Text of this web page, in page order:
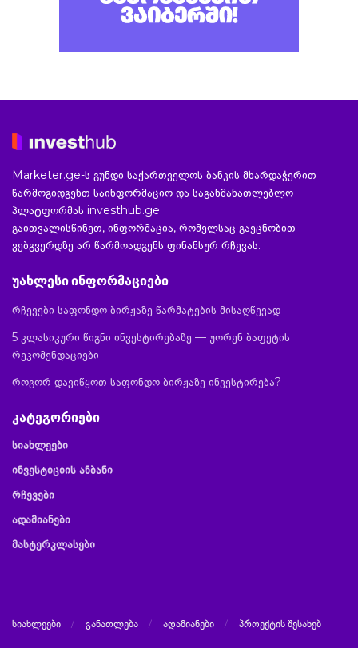
Marketer.ge-ს გუნდი საქართველოს ბანკის მხარდაჭერით
წარმოგიდგენთ საინფორმაციო და საგანმანათლებლო
პლატფორმას investhub.ge
გაითვალისწინეთ, ინფორმაცია, რომელსაც გაეცნობით
ვებგვერდზე არ წარმოადგენს ფინანსურ რჩევას.
უახლესი ინფორმაციები
რჩევები საფონდო ბირჟაზე წარმატების მისაღწევად
5 კლასიკური წიგნი ინვესტირებაზე — უორენ ბაფეტის
რეკომენდაციები
როგორ დავიწყოთ საფონდო ბირჟაზე ინვესტირება?
კატეგორიები
სიახლეები
ინვესტიციის ანბანი
რჩევები
ადამიანები
მასტერკლასები
სიახლეები განათლება ადამიანები პროექტის შესახებ